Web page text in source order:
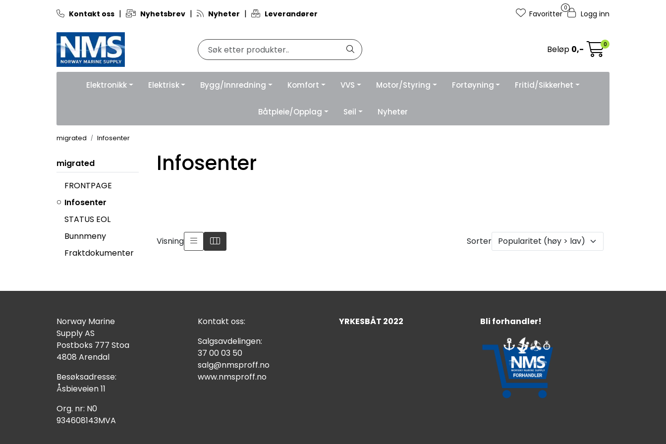
Kontakt oss | Nyhetsbrev | Nyheter | Leverandører
0
Favoritter Logg inn
Beløp 0,- 0
Elektronikk Elektrisk Bygg/Innredning Komfort VVS Motor/Styring Fortøyning Fritid/Sikkerhet
Båtpleie/Opplag Seil Nyheter
migrated Infosenter
migrated
FRONTPAGE
Infosenter
STATUS EOL
Bunnmeny
Fraktdokumenter
Infosenter
Visning Sorter
Norway Marine
Supply AS
Postboks 777 Stoa
4808 Arendal
Besøksadresse:
Åsbieveien 11
Org. nr: N0
934608143MVA
Kontakt oss:
Salgsavdelingen:
37 00 03 50
salg@nmsproff.no
www.nmsproff.no
YRKESBÅT 2022 Bli forhandler!